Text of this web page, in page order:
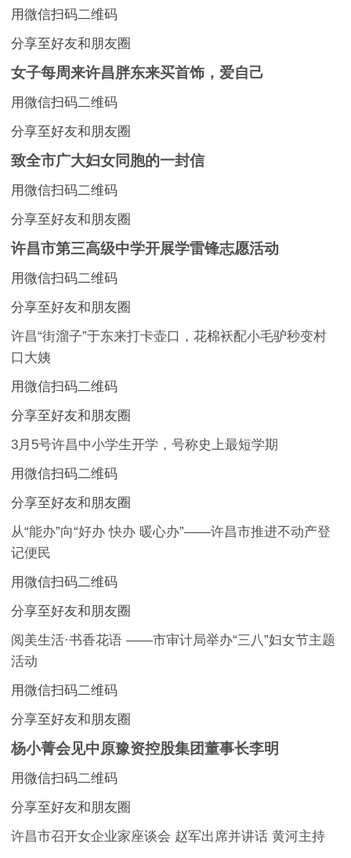
用微信扫码二维码
分享至好友和朋友圈
女子每周来许昌胖东来买首饰，爱自己
用微信扫码二维码
分享至好友和朋友圈
致全市广大妇女同胞的一封信
用微信扫码二维码
分享至好友和朋友圈
许昌市第三高级中学开展学雷锋志愿活动
用微信扫码二维码
分享至好友和朋友圈
许昌“街溜子”于东来打卡壶口，花棉袄配小毛驴秒变村
口大姨
用微信扫码二维码
分享至好友和朋友圈
3月5号许昌中小学生开学，号称史上最短学期
用微信扫码二维码
分享至好友和朋友圈
从“能办”向“好办 快办 暖心办”——许昌市推进不动产登
记便民
用微信扫码二维码
分享至好友和朋友圈
阅美生活·书香花语 ——市审计局举办“三八”妇女节主题
活动
用微信扫码二维码
分享至好友和朋友圈
杨小菁会见中原豫资控股集团董事长李明
用微信扫码二维码
分享至好友和朋友圈
许昌市召开女企业家座谈会 赵军出席并讲话 黄河主持